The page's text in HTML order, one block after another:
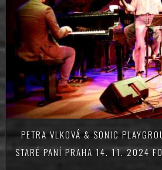
PETRA VLKOVÁ & SONIC
STARÉ PANÍ PRAHA 14. 11. 2024